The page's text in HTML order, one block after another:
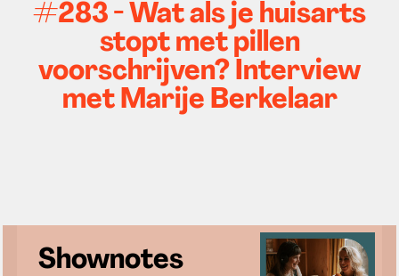
#283 - Wat als je huisarts
stopt met pillen
voorschrijven? Interview
met Marije Berkelaar
Shownotes